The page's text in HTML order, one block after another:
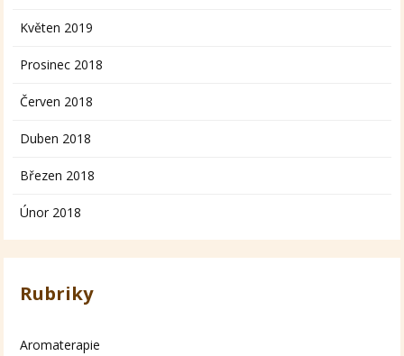
Květen 2019
Prosinec 2018
Červen 2018
Duben 2018
Březen 2018
Únor 2018
Rubriky
Aromaterapie